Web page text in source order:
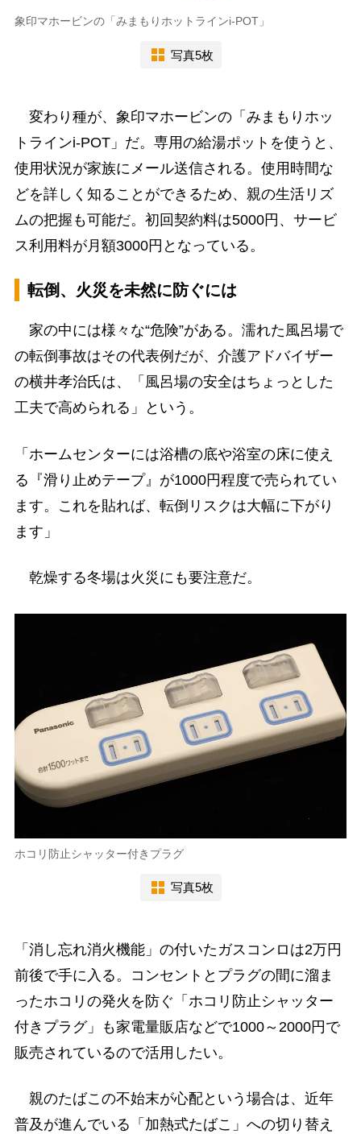
象印マホービンの「みまもりホットラインi-POT」
写真5枚
変わり種が、象印マホービンの「みまもりホッ
トラインi-POT」だ。専用の給湯ポットを使うと、
使用状況が家族にメール送信される。使用時間な
どを詳しく知ることができるため、親の生活リズ
ムの把握も可能だ。初回契約料は5000円、サービ
ス利用料が月額3000円となっている。
転倒、火災を未然に防ぐには
家の中には様々な“危険”がある。濡れた風呂場で
の転倒事故はその代表例だが、介護アドバイザー
の横井孝治氏は、「風呂場の安全はちょっとした
工夫で高められる」という。
「ホームセンターには浴槽の底や浴室の床に使え
る『滑り止めテープ』が1000円程度で売られてい
ます。これを貼れば、転倒リスクは大幅に下がり
ます」
乾燥する冬場は火災にも要注意だ。
ホコリ防止シャッター付きプラグ
写真5枚
「消し忘れ消火機能」の付いたガスコンロは2万円
前後で手に入る。コンセントとプラグの間に溜ま
ったホコリの発火を防ぐ「ホコリ防止シャッター
付きプラグ」も家電量販店などで1000～2000円で
販売されているので活用したい。
親のたばこの不始末が心配という場合は、近年
普及が進んでいる「加熱式たばこ」への切り替え